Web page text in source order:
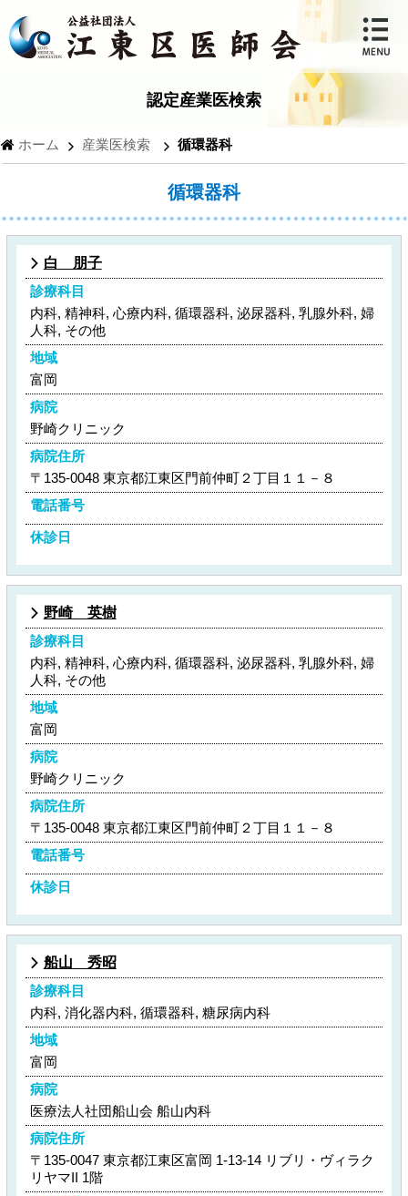
認定産業医検索
ホーム 産業医検索 循環器科
循環器科
白 朋子
診療科目
内科, 精神科, 心療内科, 循環器科, 泌尿器科, 乳腺外科, 婦
人科, その他
地域
富岡
病院
野崎クリニック
病院住所
〒135-0048 東京都江東区門前仲町２丁目１１－８
電話番号
休診日
野崎 英樹
診療科目
内科, 精神科, 心療内科, 循環器科, 泌尿器科, 乳腺外科, 婦
人科, その他
地域
富岡
病院
野崎クリニック
病院住所
〒135-0048 東京都江東区門前仲町２丁目１１－８
電話番号
休診日
船山 秀昭
診療科目
内科, 消化器内科, 循環器科, 糖尿病内科
地域
富岡
病院
医療法人社団船山会 船山内科
病院住所
〒135-0047 東京都江東区富岡 1-13-14 リブリ・ヴィラク
リヤマII 1階